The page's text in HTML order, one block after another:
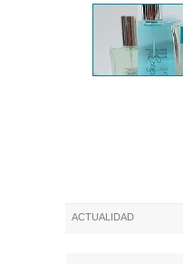
ACTUALIDAD